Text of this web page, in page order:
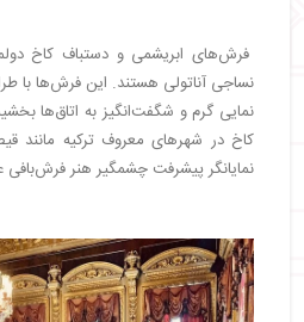
فرش‌های ابریشمی و دستباف کاخ
نساجی آناتولی هستند. این فرش‌ها با
نمایی گرم و شگفت‌انگیز به اتاق‌ها
کاخ در شهرهای معروف ترکیه مانند
نمایانگر پیشرفت چشمگیر هنر فرش‌بافی